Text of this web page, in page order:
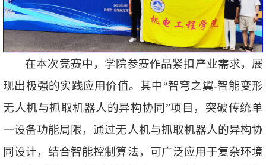
在本次竞赛中，学院参赛作品紧扣产业需求，展
现出极强的实践应用价值。其中“智穹之翼-智能变形
无人机与抓取机器人的异构协同”项目，突破传统单
一设备功能局限，通过无人机与抓取机器人的异构协
同设计，结合智能控制算法，可广泛应用于复杂环境